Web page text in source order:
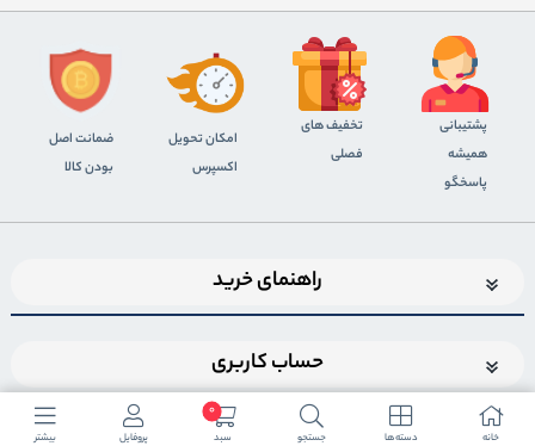
خانه دسته ها جستجو
0
سبد پروفایل بیشتر
پشتیبانی
همیشه
پاسخگو
تخفیف های
فصلی
اﻣﮑﺎن ﺗﺤﻮﯾﻞ
اﮐﺴﭙﺮس
ضمانت اصل
بودن کالا
راهنمای خرید
حساب کاربری